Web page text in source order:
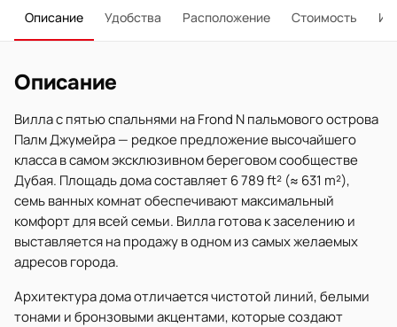
Описание Удобства Расположение Стоимость
Описание
Вилла с пятью спальнями на Frond N пальмового острова
Палм Джумейра — редкое предложение высочайшего
класса в самом эксклюзивном береговом сообществе
Дубая. Площадь дома составляет 6 789 ft² (≈ 631 m²),
семь ванных комнат обеспечивают максимальный
комфорт для всей семьи. Вилла готова к заселению и
выставляется на продажу в одном из самых желаемых
адресов города.
Архитектура дома отличается чистотой линий, белыми
тонами и бронзовыми акцентами, которые создают